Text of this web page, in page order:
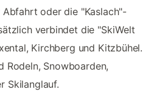
Abfahrt oder die "Kaslach"-
verbindet die "SkiWelt
Kirchberg und Kitzbühel.
Rodeln, Snowboarden,
Skilanglauf.